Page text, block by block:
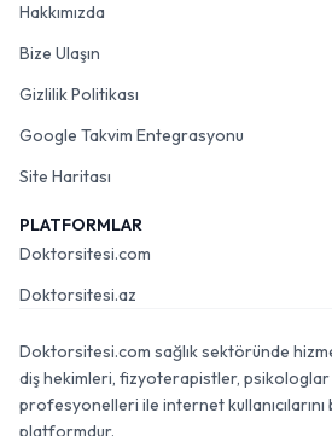
Hakkımızda
Bize Ulaşın
Gizlilik Politikası
Google Takvim Entegrasyonu
Site Haritası
PLATFORMLAR
Doktorsitesi.com
Doktorsitesi.az
Doktorsitesi.com sağlık sektöründe
diş hekimleri, fizyoterapistler, psikologlar
profesyonelleri ile internet kullanıcılarını
platformdur.